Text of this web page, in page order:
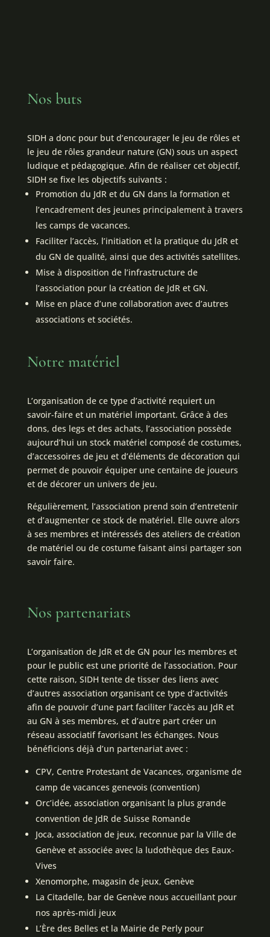
Nos buts
SIDH a donc pour but d’encourager le jeu de rôles et
le jeu de rôles grandeur nature (GN) sous un aspect
ludique et pédagogique. Afin de réaliser cet objectif,
SIDH se fixe les objectifs suivants :
Promotion du JdR et du GN dans la formation et
l’encadrement des jeunes principalement à travers
les camps de vacances.
Faciliter l’accès, l’initiation et la pratique du JdR et
du GN de qualité, ainsi que des activités satellites.
Mise à disposition de l’infrastructure de
l’association pour la création de JdR et GN.
Mise en place d’une collaboration avec d’autres
associations et sociétés.
Notre matériel
L’organisation de ce type d’activité requiert un
savoir-faire et un matériel important. Grâce à des
dons, des legs et des achats, l’association possède
aujourd’hui un stock matériel composé de costumes,
d’accessoires de jeu et d’éléments de décoration qui
permet de pouvoir équiper une centaine de joueurs
et de décorer un univers de jeu.
Régulièrement, l’association prend soin d’entretenir
et d’augmenter ce stock de matériel. Elle ouvre alors
à ses membres et intéressés des ateliers de création
de matériel ou de costume faisant ainsi partager son
savoir faire.
Nos partenariats
L’organisation de JdR et de GN pour les membres et
pour le public est une priorité de l’association. Pour
cette raison, SIDH tente de tisser des liens avec
d’autres association organisant ce type d’activités
afin de pouvoir d’une part faciliter l’accès au JdR et
au GN à ses membres, et d’autre part créer un
réseau associatif favorisant les échanges. Nous
bénéficions déjà d’un partenariat avec :
CPV, Centre Protestant de Vacances, organisme de
camp de vacances genevois (convention)
Orc’idée, association organisant la plus grande
convention de JdR de Suisse Romande
Joca, association de jeux, reconnue par la Ville de
Genève et associée avec la ludothèque des Eaux-
Vives
Xenomorphe, magasin de jeux, Genève
La Citadelle, bar de Genève nous accueillant pour
nos après-midi jeux
L’Ère des Belles et la Mairie de Perly pour